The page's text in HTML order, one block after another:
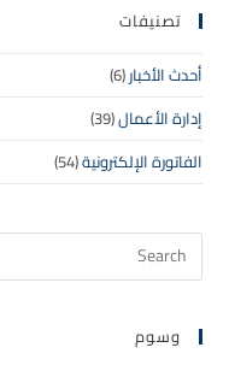
تصنيفات
أحدث الأخبار(6)
إدارة الأعمال(39)
الفاتورة الإلكترونية(54)
وسوم